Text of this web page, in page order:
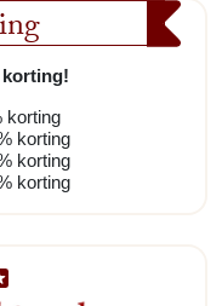
korting!
korting
korting
korting
korting